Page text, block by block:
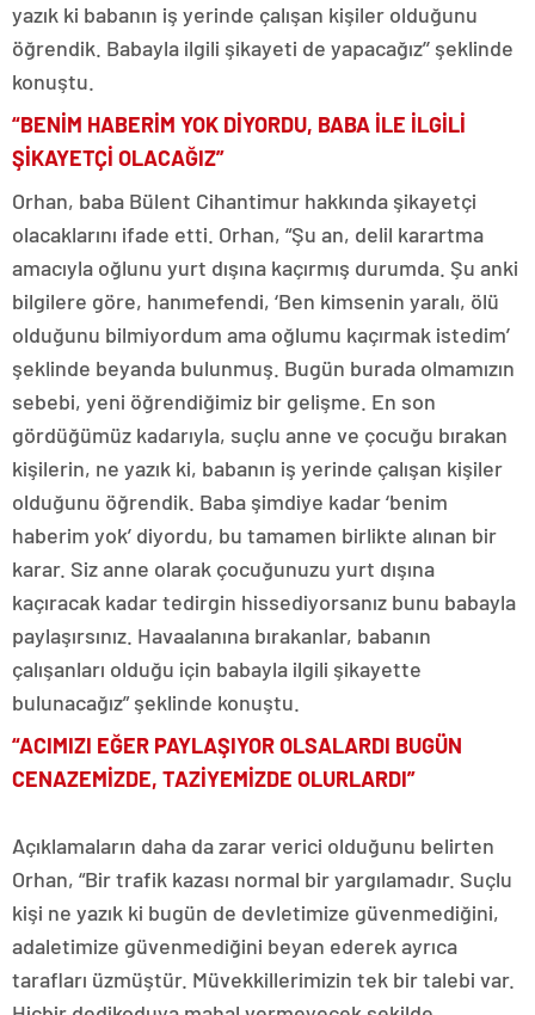
yazık ki babanın iş yerinde çalışan kişiler olduğunu
öğrendik. Babayla ilgili şikayeti de yapacağız’’ şeklinde
konuştu.
“BENİM HABERİM YOK DİYORDU, BABA İLE İLGİLİ
ŞİKAYETÇİ OLACAĞIZ”
Orhan, baba Bülent Cihantimur hakkında şikayetçi
olacaklarını ifade etti. Orhan, “Şu an, delil karartma
amacıyla oğlunu yurt dışına kaçırmış durumda. Şu anki
bilgilere göre, hanımefendi, ‘Ben kimsenin yaralı, ölü
olduğunu bilmiyordum ama oğlumu kaçırmak istedim’
şeklinde beyanda bulunmuş. Bugün burada olmamızın
sebebi, yeni öğrendiğimiz bir gelişme. En son
gördüğümüz kadarıyla, suçlu anne ve çocuğu bırakan
kişilerin, ne yazık ki, babanın iş yerinde çalışan kişiler
olduğunu öğrendik. Baba şimdiye kadar ‘benim
haberim yok’ diyordu, bu tamamen birlikte alınan bir
karar. Siz anne olarak çocuğunuzu yurt dışına
kaçıracak kadar tedirgin hissediyorsanız bunu babayla
paylaşırsınız. Havaalanına bırakanlar, babanın
çalışanları olduğu için babayla ilgili şikayette
bulunacağız” şeklinde konuştu.
“ACIMIZI EĞER PAYLAŞIYOR OLSALARDI BUGÜN
CENAZEMİZDE, TAZİYEMİZDE OLURLARDI”
Açıklamaların daha da zarar verici olduğunu belirten
Orhan, “Bir trafik kazası normal bir yargılamadır. Suçlu
kişi ne yazık ki bugün de devletimize güvenmediğini,
adaletimize güvenmediğini beyan ederek ayrıca
tarafları üzmüştür. Müvekkillerimizin tek bir talebi var.